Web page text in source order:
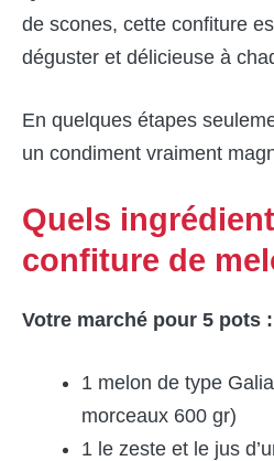
de scones, cette confiture
déguster et délicieuse à
En quelques étapes
un condiment vraiment
Quels
confiture de
Votre marché pour 5 pots :
1 melon de type
morceaux 600 gr)
1 le zeste et le jus